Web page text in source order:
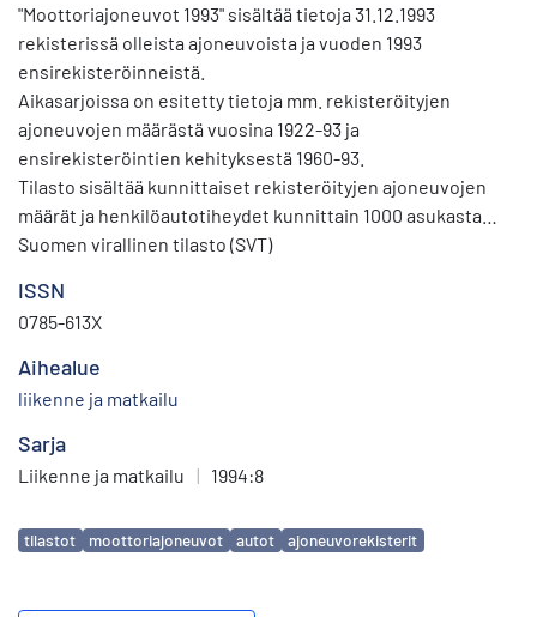
"Moottoriajoneuvot 1993" sisältää tietoja 31.12.1993
rekisterissä olleista ajoneuvoista ja vuoden 1993
ensirekisteröinneistä.
Aikasarjoissa on esitetty tietoja mm. rekisteröityjen
ajoneuvojen määrästä vuosina 1922-93 ja
ensirekisteröintien kehityksestä 1960-93.
Tilasto sisältää kunnittaiset rekisteröityjen ajoneuvojen
määrät ja henkilöautotiheydet kunnittain 1000 asukasta
kohti sekä suosituimmat merkit ja niiden ensirekisteröinnit.
Suomen virallinen tilasto (SVT)
ISSN
0785-613X
Aihealue
liikenne ja matkailu
Sarja
Liikenne ja matkailu | 1994:8
Avainsanat
tilastot moottoriajoneuvot autot ajoneuvorekisterit